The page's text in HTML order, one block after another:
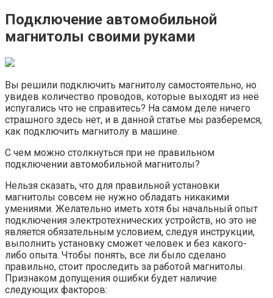
Подключение автомобильной
магнитолы своими руками
Вы решили подключить магнитолу самостоятельно, но
увидев количество проводов, которые выходят из неё
испугались что не справитесь? На самом деле ничего
страшного здесь нет, и в данной статье мы разберемся,
как подключить магнитолу в машине.
С чем можно столкнуться при не правильном
подключении автомобильной магнитолы?
Нельзя сказать, что для правильной установки
магнитолы совсем не нужно обладать никакими
умениями. Желательно иметь хотя бы начальный опыт
подключения электротехнических устройств, но это не
является обязательным условием, следуя инструкции,
выполнить установку сможет человек и без какого-
либо опыта. Чтобы понять, все ли было сделано
правильно, стоит проследить за работой магнитолы.
Признаком допущения ошибки будет наличие
следующих факторов: